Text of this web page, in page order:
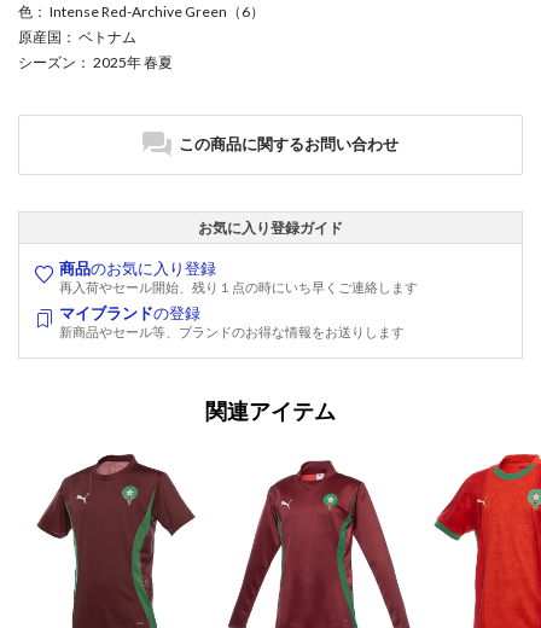
色 ： Intense Red-Archive Green（6）
原産国 ： ベトナム
シーズン ： 2025年 春夏
この商品に関するお問い合わせ
お気に入り登録ガイド
商品のお気に入り登録
再入荷やセール開始、残り１点の時にいち早くご連絡します
マイブランドの登録
新商品やセール等、ブランドのお得な情報をお送りします
関連アイテム